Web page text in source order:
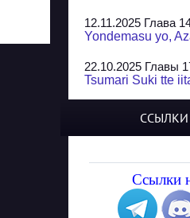
12.11.2025 Глава
Yondemasu yo,
22.10.2025 Главы
Tsumari Suki tte
Jungle Juice
Yozakura
08.08.2025 Глава
A Compendium
Ссылки